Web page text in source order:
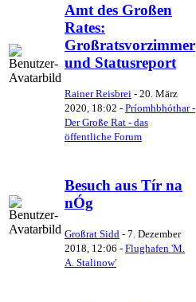
Amt des Großen
Rates:
Großratsvorzimmer
und Statusreport
Rainer Reisbrei - 20. März
2020, 18:02 - Príomhbhóthar -
Der Große Rat - das
öffentliche Forum
Besuch aus Tír na
nÓg
Großrat Sidd - 7. Dezember
2018, 12:06 - Flughafen 'M.
A. Stalinow'